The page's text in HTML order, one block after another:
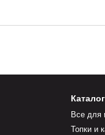
Каталог
Все для
Топки и